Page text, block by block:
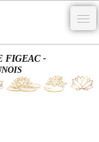
FIGEAC -